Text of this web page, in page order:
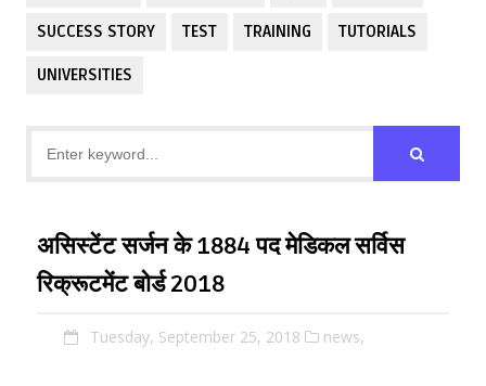
SUCCESS STORY TEST TRAINING TUTORIALS
UNIVERSITIES
असिस्टेंट सर्जन के 1884 पद मेडिकल सर्विस
रिक्रूटमेंट बोर्ड 2018
Tuesday, September 25, 2018 news,